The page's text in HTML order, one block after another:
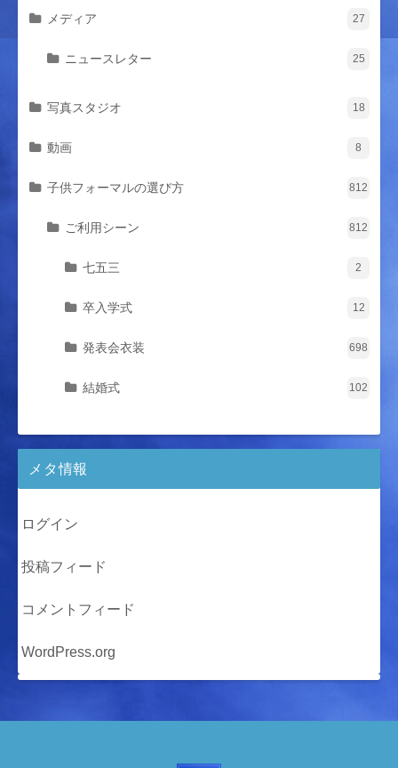
メディア 27
ニュースレター 25
写真スタジオ 18
動画 8
子供フォーマルの選び方 812
ご利用シーン 812
七五三 2
卒入学式 12
発表会衣装 698
結婚式 102
メタ情報
ログイン
投稿フィード
コメントフィード
WordPress.org